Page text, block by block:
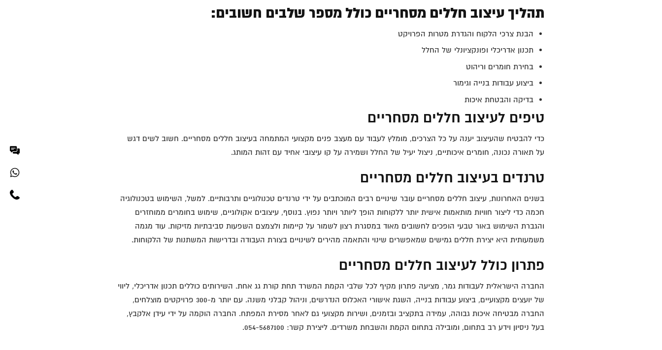
תהליך עיצוב חללים מסחריים כולל מספר שלבים חשובים:
הבנת צרכי הלקוח והגדרת מטרות הפרויקט
תכנון אדריכלי ופונקציונלי של החלל
בחירת חומרים וריהוט
ביצוע עבודות בנייה וגימור
בדיקה והבטחת איכות
טיפים לעיצוב חללים מסחריים
כדי להבטיח שהעיצוב יענה על כל הצרכים, מומלץ לעבוד עם מעצב פנים מקצועי המתמחה בעיצוב חללים מסחריים. חשוב לשים דגש
על תאורה נכונה, חומרים איכותיים, ניצול יעיל של החלל ושמירה על קו עיצובי אחיד עם זהות המותג.
טרנדים בעיצוב חללים מסחריים
בשנים האחרונות, עיצוב חללים מסחריים עובר שינויים רבים המוכתבים על ידי טרנדים טכנולוגיים ותרבותיים. למשל, השימוש בטכנולוגיה
חכמה כדי ליצור חוויות מותאמות אישית יותר ללקוחות הופך ליותר ויותר נפוץ. בנוסף, עיצובים אקולוגיים, שימוש בחומרים ממוחזרים
והגברת השימוש באור טבעי הופכים לחשובים מאוד במסגרת רצון לשמור על קיימות ולצמצם השפעות סביבתיות מזיקות. עוד מגמה
משמעותית היא יצירת חללים גמישים שמאפשרים שינוי והתאמה מהירים לשינויים בצורת העבודה ובדרישות המשתנות של הלקוחות.
פתרון כולל לעיצוב חללים מסחריים
החברה הישראלית לעבודות גמר, מציעה פתרון מקיף לכל שלבי הקמת המשרד תחת קורת גג אחת. השירותים כוללים תכנון אדריכלי, ליווי
של יועצים מקצועיים, ביצוע עבודות בנייה, השגת אישורי האכלוס הנדרשים, וניהול קבלני משנה. עם יותר מ-300 פרויקטים מוצלחים,
החברה מבטיחה איכות גבוהה, עמידה בתקציב ובזמנים, ושירות מקצועי גם לאחר מסירת המפתח. החברה הוקמה על ידי עידן אלקבץ,
בעל ניסיון וידע רב בתחום, ומובילה בתחום הקמת והשבחת משרדים. ליצירת קשר: 054-5687100.